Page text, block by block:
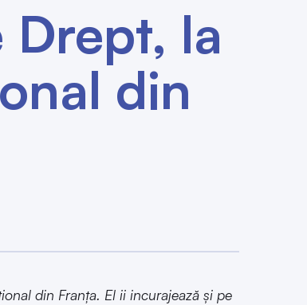
Drept, la
din
din Franța. El ii incurajează și pe